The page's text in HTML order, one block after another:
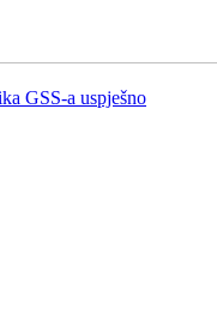
GSS-a uspješno